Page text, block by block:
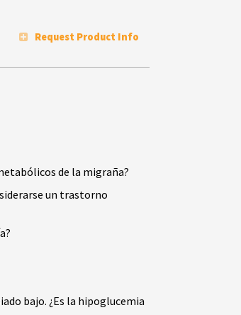
Request Product Info
de la migraña?
un trastorno
bajo. ¿Es la hipoglucemia